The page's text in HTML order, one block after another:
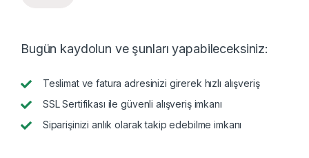
Bugün kaydolun ve şunları yapabileceksiniz:
Teslimat ve fatura adresinizi girerek hızlı alışveriş
SSL Sertifikası ile güvenli alışveriş imkanı
Siparişinizi anlık olarak takip edebilme imkanı